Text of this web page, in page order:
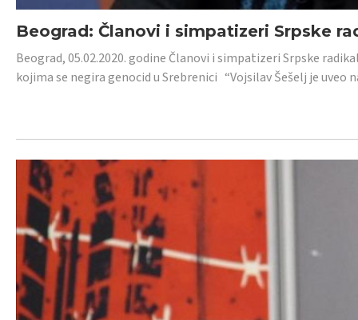
Beograd: Članovi i simpatizeri Srpske
Beograd, 05.02.2020. godine Članovi i simpatizeri Srpske
kojima se negira genocid u Srebrenici “Vojsilav Šešelj je uveo